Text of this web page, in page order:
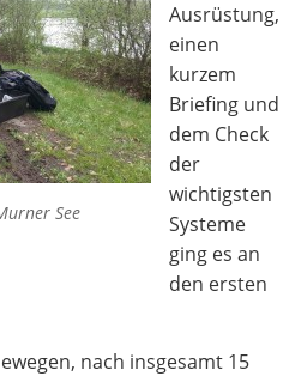
See
Ausrüstung,
einen
kurzem
Briefing und
dem Check
der
wichtigsten
Systeme
ging es an
den ersten
nach insgesamt 15